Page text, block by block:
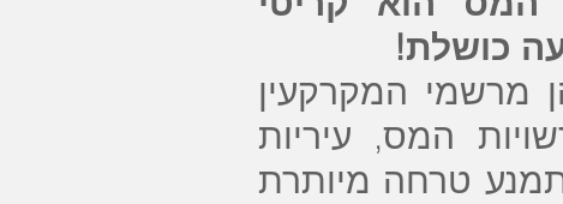
כושלת!
מרשמי המקרקעין
המס, עיריות
תמנע טרחה מיותרת